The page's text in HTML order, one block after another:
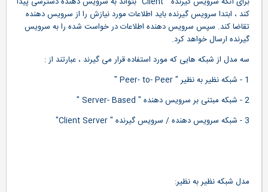
کند ، ابتدا سرويس گيرنده بايد اطلاعات مورد نيازش را از سرويس دهنده
تقاضا کند. سپس سرويس دهنده اطلاعات در خواست شده را به سرويس
گيرنده ارسال خواهد کرد.
سه مدل از شبکه هايی که مورد استفاده قرار می گيرند ، عبارتند از :
مدل شبکه نظير به نظير: